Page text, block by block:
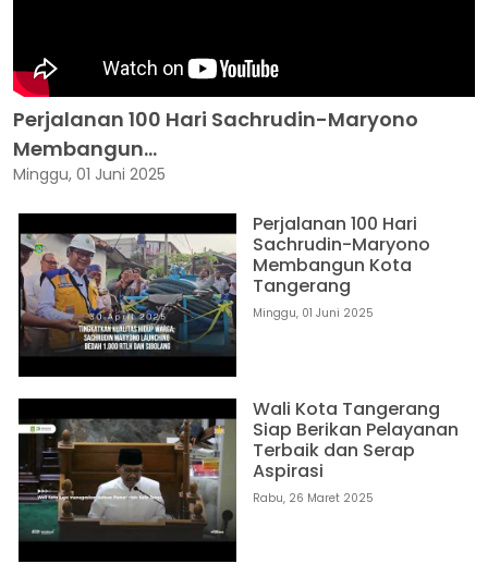
Perjalanan 100 Hari Sachrudin-Maryono
Membangun...
Minggu, 01 Juni 2025
Perjalanan 100 Hari
Sachrudin-Maryono
Membangun Kota
Tangerang
Minggu, 01 Juni 2025
Wali Kota Tangerang
Siap Berikan Pelayanan
Terbaik dan Serap
Aspirasi
Rabu, 26 Maret 2025